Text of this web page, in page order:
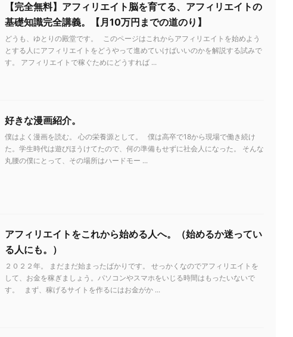
【完全無料】アフィリエイト脳を育てる、アフィリエイトの
基礎知識完全講義。【月10万円までの道のり】
どうも、ゆとりの殿堂です。 このページはこれからアフィリエイトを始めよう
とする人にアフィリエイトをどうやって進めていけばいいのかを解説する試みで
す。 アフィリエイトで稼ぐためにどうすれば ...
好きな漫画紹介。
僕はよく漫画を読む。 心の栄養源として。 僕は高卒で18から現場で働き続け
た。学生時代は遊びほうけてたので、何の準備もせずに社会人になった。 そんな
丸腰の僕にとって、その場所はハードモー ...
アフィリエイトをこれから始める人へ。（始めるか迷ってい
る人にも。）
２０２２年。 まだまだ始まったばかりです。 せっかくなのでアフィリエイトを
して、お金を稼ぎましょう。パソコンやスマホをいじる時間はもったいないで
す。 まず、稼げるサイトを作るにはお金がか ...